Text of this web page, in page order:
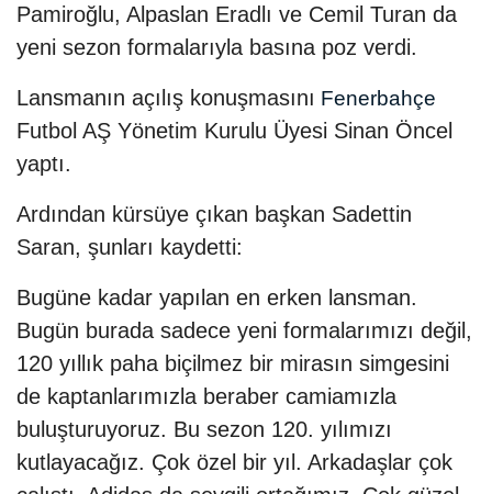
Pamiroğlu, Alpaslan Eradlı ve Cemil Turan da
yeni sezon formalarıyla basına poz verdi.
Lansmanın açılış konuşmasını Fenerbahçe
Futbol AŞ Yönetim Kurulu Üyesi Sinan Öncel
yaptı.
Ardından kürsüye çıkan başkan Sadettin
Saran, şunları kaydetti:
Bugüne kadar yapılan en erken lansman.
Bugün burada sadece yeni formalarımızı değil,
120 yıllık paha biçilmez bir mirasın simgesini
de kaptanlarımızla beraber camiamızla
buluşturuyoruz. Bu sezon 120. yılımızı
kutlayacağız. Çok özel bir yıl. Arkadaşlar çok